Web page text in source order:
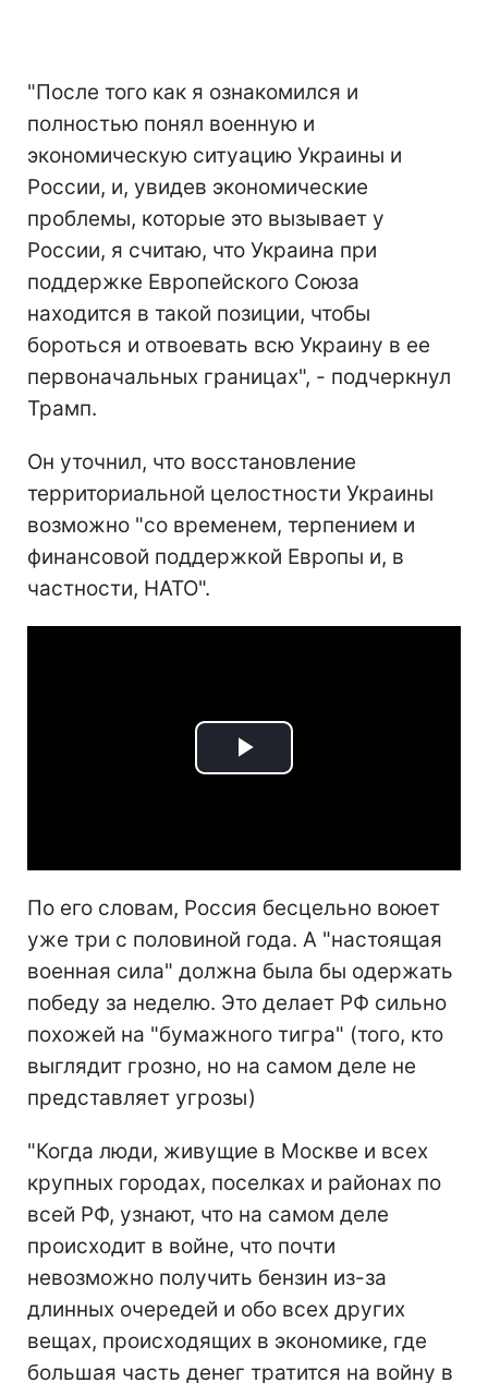
"После того как я ознакомился и
полностью понял военную и
экономическую ситуацию Украины и
России, и, увидев экономические
проблемы, которые это вызывает у
России, я считаю, что Украина при
поддержке Европейского Союза
находится в такой позиции, чтобы
бороться и отвоевать всю Украину в ее
первоначальных границах", - подчеркнул
Трамп.
Он уточнил, что восстановление
территориальной целостности Украины
возможно "со временем, терпением и
финансовой поддержкой Европы и, в
частности, НАТО".
Play
По его словам, Россия бесцельно воюет
уже три с половиной года. А "настоящая
военная сила" должна была бы одержать
победу за неделю. Это делает РФ сильно
похожей на "бумажного тигра" (того, кто
выглядит грозно, но на самом деле не
представляет угрозы)
"Когда люди, живущие в Москве и всех
крупных городах, поселках и районах по
всей РФ, узнают, что на самом деле
происходит в войне, что почти
невозможно получить бензин из-за
длинных очередей и обо всех других
вещах, происходящих в экономике, где
большая часть денег тратится на войну в